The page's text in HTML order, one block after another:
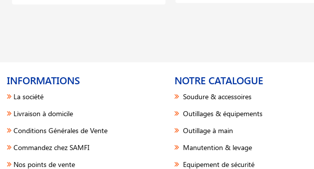
INFORMATIONS
La société
Livraison à domicile
Conditions Générales de Vente
Commandez chez SAMFI
Nos points de vente
NOTRE CATALOGUE
Soudure & accessoires
Outillages & équipements
Outillage à main
Manutention & levage
Equipement de sécurité